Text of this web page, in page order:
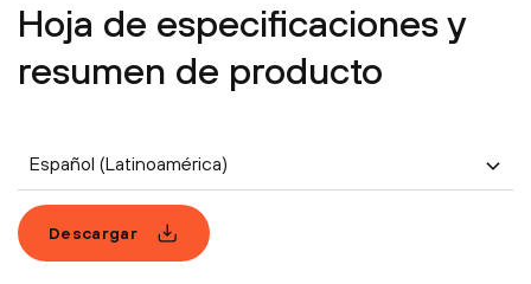
Hoja de especificaciones y
resumen de producto
Español (Latinoamérica)
Descargar